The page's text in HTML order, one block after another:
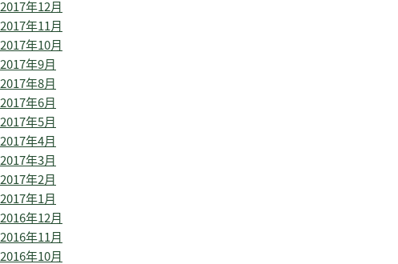
2017年12月
2017年11月
2017年10月
2017年9月
2017年8月
2017年6月
2017年5月
2017年4月
2017年3月
2017年2月
2017年1月
2016年12月
2016年11月
2016年10月